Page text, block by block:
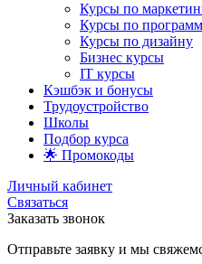
Курсы по
Курсы по
Курсы по дизайну
Бизнес курсы
IT курсы
Кэшбэк и бонусы
Трудоустройство
Школы
Подбор курса
🌟 Промокоды
Личный кабинет
Связаться
Заказать звонок
Отправьте заявку и мы